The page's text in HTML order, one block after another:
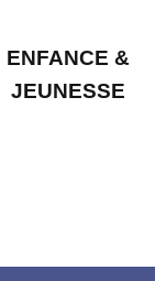
ENFANCE &
JEUNESSE